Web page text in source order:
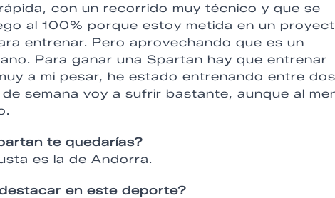
con un recorrido muy técnico y que se
al 100% porque estoy metida en un
entrenar. Pero aprovechando que es un
Para ganar una Spartan hay que entrenar
a mi pesar, he estado entrenando entre
semana voy a sufrir bastante, aunque al
te quedarías?
es la de Andorra.
en este deporte?